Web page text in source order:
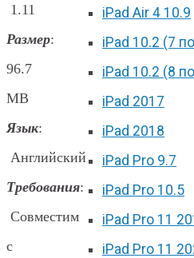
iPad Air 4 10.9
iPad 10.2 (7
iPad 10.2 (8
iPad 2017
iPad 2018
iPad Pro 9.7
iPad Pro 10.5
iPad Pro 11
iPad Pro 11
1.11
Размер:
96.7
MB
Язык:
Английский
Требования:
Совместим
с